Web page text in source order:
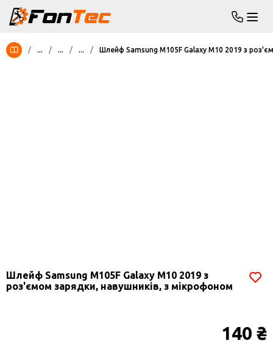
/ ... / ... / ... / Шлейф Samsung M105F Galaxy M10 2019 з
Шлейф Samsung M105F Galaxy M10 2019 з
роз'ємом зарядки, навушників, з мікрофоном
140 ₴